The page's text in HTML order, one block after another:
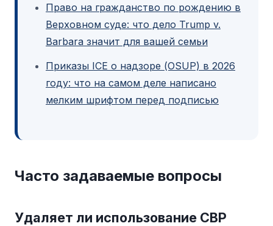
Право на гражданство по рождению в
Верховном суде: что дело Trump v.
Barbara значит для вашей семьи
Приказы ICE о надзоре (OSUP) в 2026
году: что на самом деле написано
мелким шрифтом перед подписью
Часто задаваемые вопросы
Удаляет ли использование CBP